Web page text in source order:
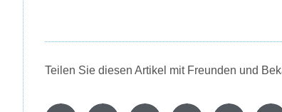
Teilen Sie diesen Artikel mit Freunden und